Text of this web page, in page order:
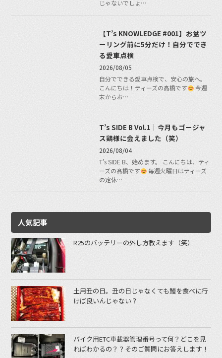
じゃないでしょ…
【T’s KNOWLEDGE #001】お盆ツ
ーリング前に5分だけ！自分ででき
る愛車点検
2026/08/05
自分でできる愛車点検で、安心の旅へ。
こんにちは！ティーズの高橋です
今週
末からお…
T’s SIDE B Vol.1｜今月もゴージャ
ス鶏様に会えました（笑）
2026/08/04
T’s SIDE B、始めます。 こんにちは、ティ
ーズの髙橋です
毎週火曜日はティーズ
の定休…
人気記事
R25のバッテリーの外し方教えます（笑）
土用丑の日。丑の日じゃなくても鰻を食べに行
けば良いんじゃない？
バイク用ETC車載器管理番号って何？どこを見
ればわかるの？？そのご質問にお答えします！